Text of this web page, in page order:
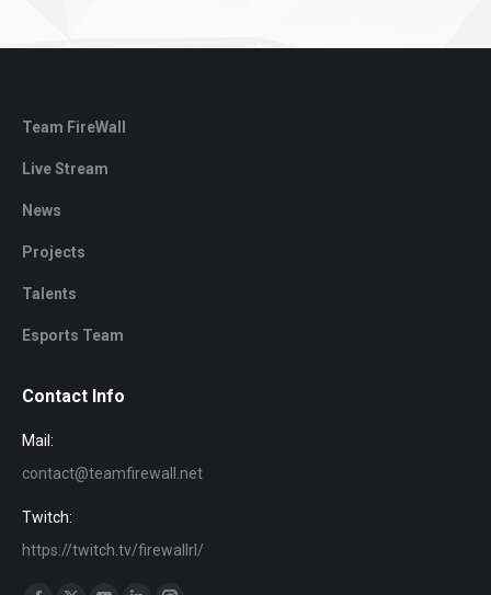
Team FireWall
Live Stream
News
Projects
Talents
Esports Team
Contact Info
Mail:
contact@teamfirewall.net
Twitch:
https://twitch.tv/firewallrl/